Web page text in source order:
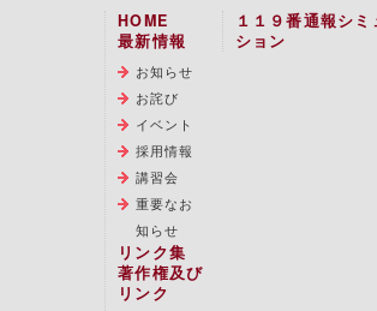
HOME
最新情報
お知らせ
お詫び
イベント
採用情報
講習会
重要なお
知らせ
リンク集
著作権及び
リンク
１１９番通報シミ
ション